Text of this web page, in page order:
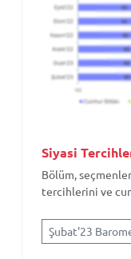
Siyasi
Bölüm,
tercihlerini ve
Şubat'23